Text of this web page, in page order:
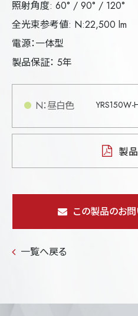
照射角度: 60° / 90° / 120°
全光束参考値: N:22,500 lm
電源：一体型
製品保証： 5年
N：昼白色 YRS150W-
製
この製品のお
一覧へ戻る